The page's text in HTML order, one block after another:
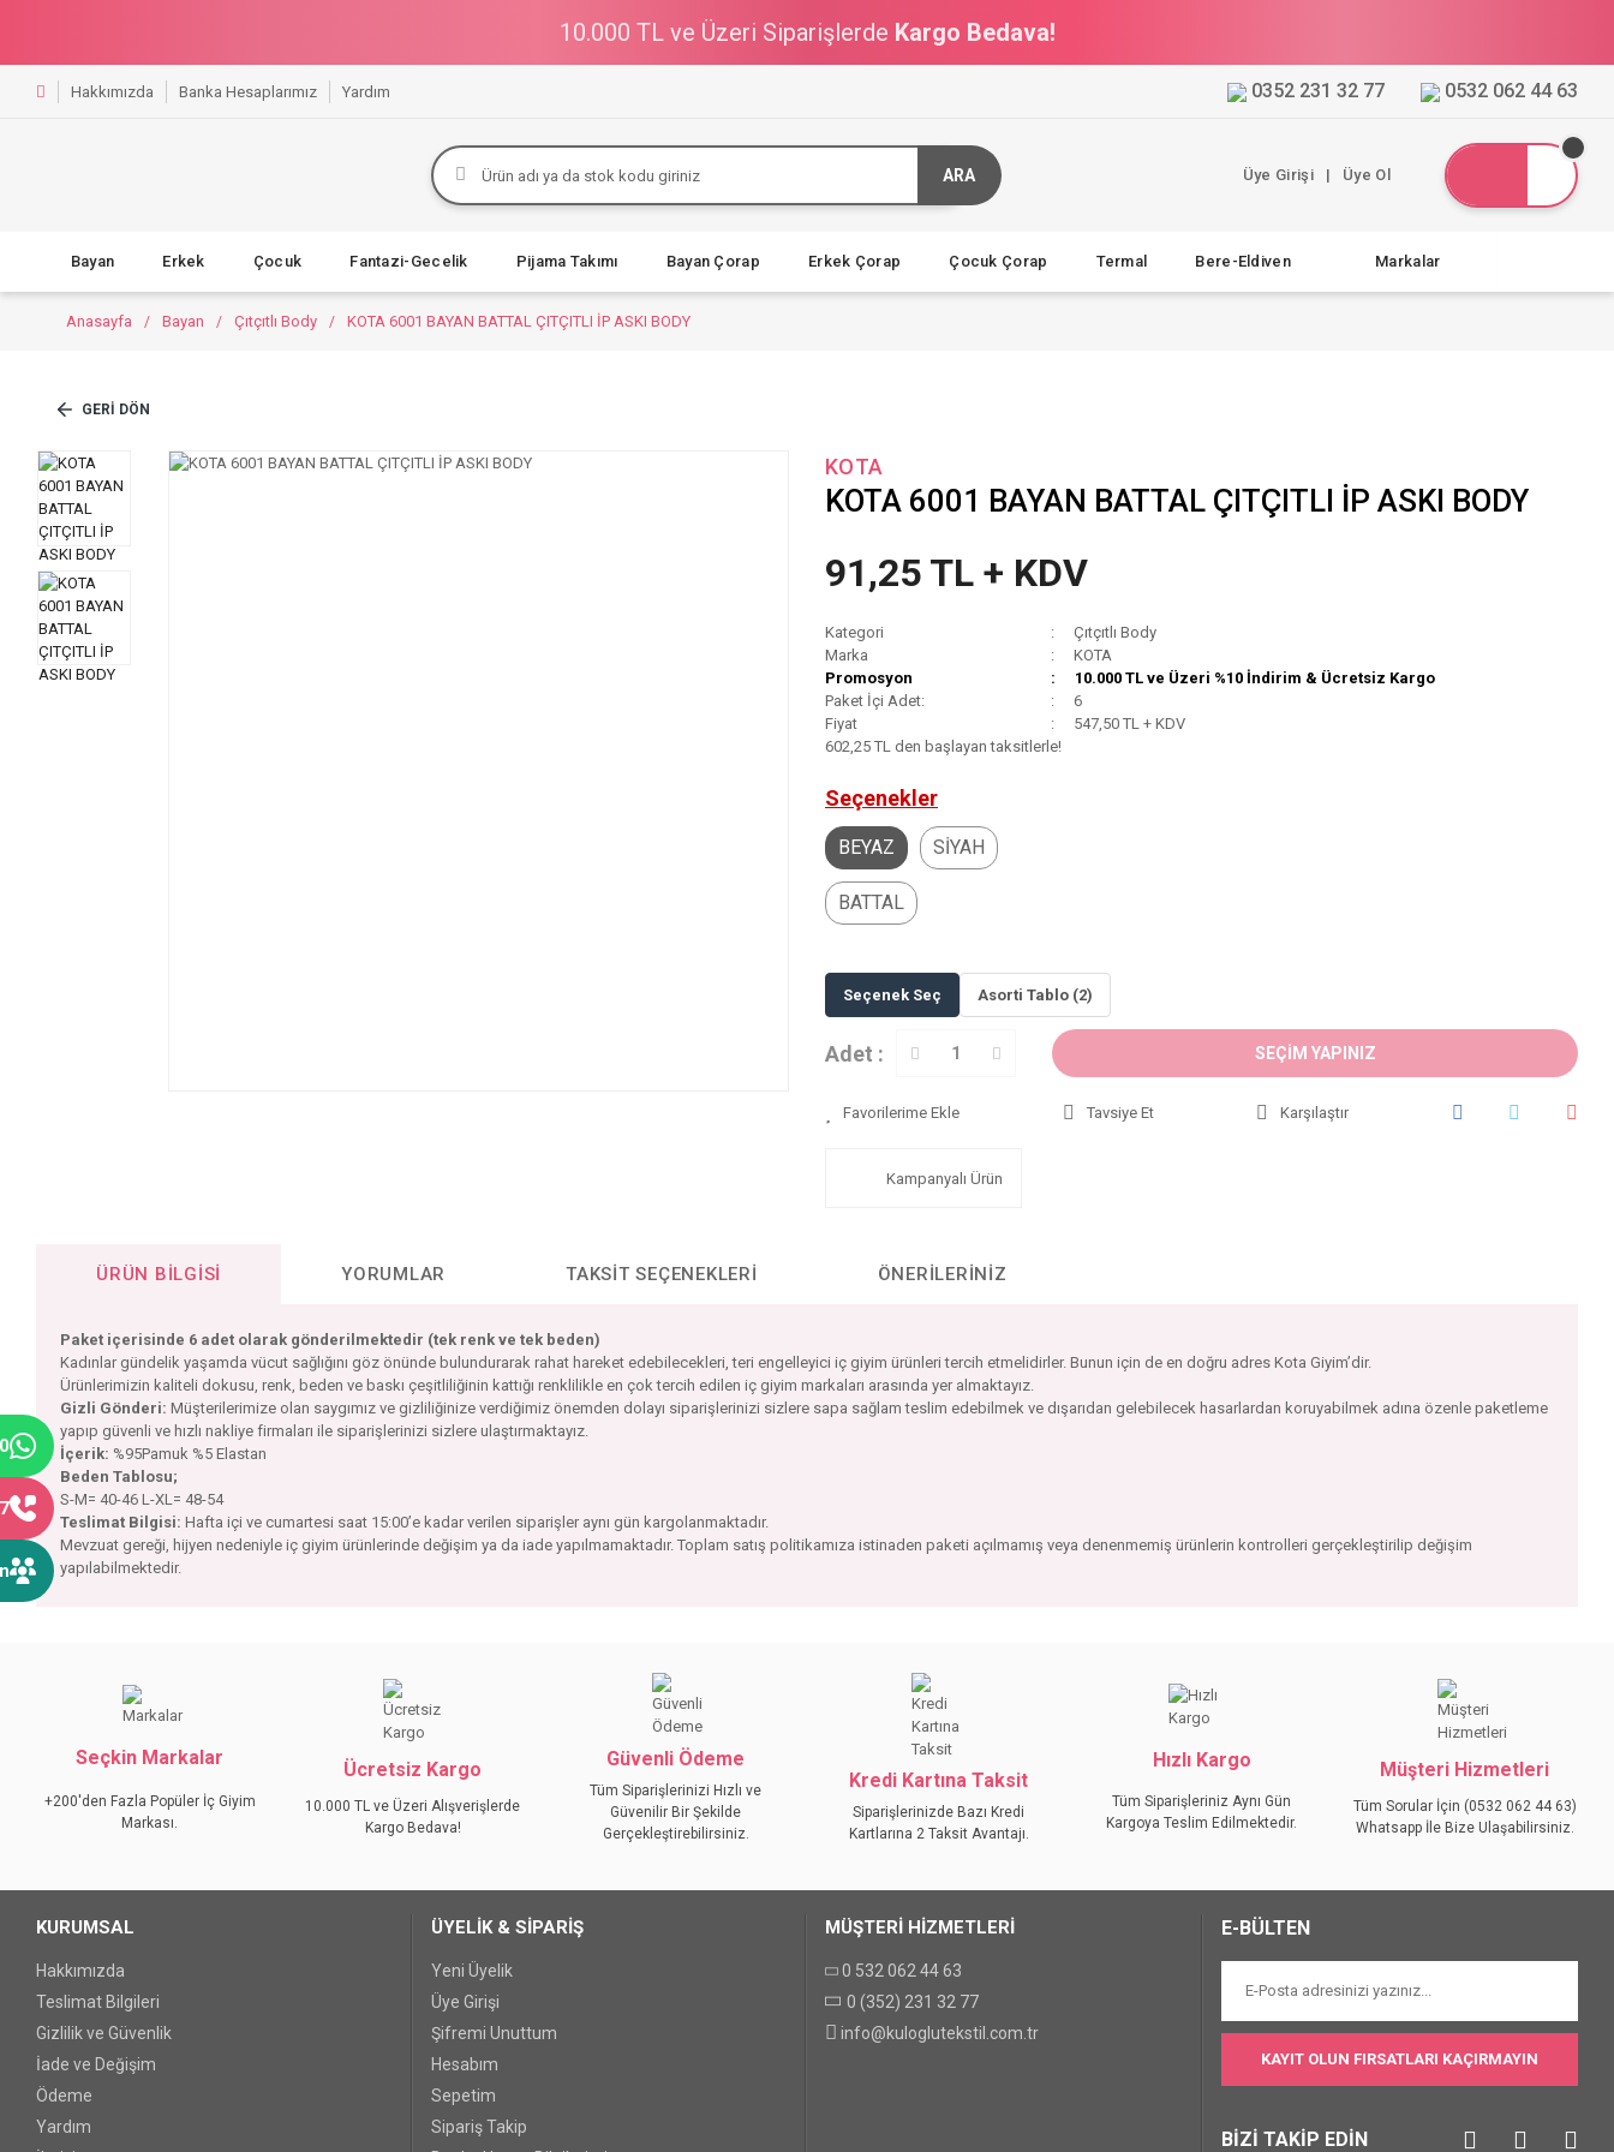
10.000 TL ve Üzeri Siparişlerde Kargo Bedava!
Hakkımızda Banka Hesaplarımız Yardım 0352 231 32 77 0532 062 44 63
ARA Üye Girişi | Üye Ol
Bayan Erkek Çocuk Fantazi-Gecelik Pijama Takımı Bayan Çorap Erkek Çorap Çocuk Çorap Termal Bere-Eldiven Markalar
Anasayfa Bayan Çıtçıtlı Body KOTA 6001 BAYAN BATTAL ÇITÇITLI İP ASKI BODY
GERI DÖN
KOTA
KOTA 6001 BAYAN BATTAL ÇITÇITLI İP ASKI BODY
91,25 TL + KDV
Kategori
Çıtçıtlı Body
Marka
KOTA
Promosyon
10.000 TL ve Üzeri %10 İndirim & Ücretsiz Kargo
Paket İçi Adet:
6
Fiyat
547,50 TL + KDV
602,25 TL den başlayan taksitlerle!
Seçenekler
BEYAZ SİYAH
BATTAL
Seçenek Seç Asorti Tablo (2)
Adet : SEÇİM YAPINIZ
Tavsiye Et Karşılaştır
Kampanyalı Ürün
ÜRÜN BILGISI YORUMLAR TAKSIT SEÇENEKLERI ÖNERILERINIZ
Paket içerisinde 6 adet olarak gönderilmektedir (tek renk ve tek beden)
Kadınlar gündelik yaşamda vücut sağlığını göz önünde bulundurarak rahat hareket edebilecekleri, teri engelleyici iç giyim ürünleri tercih etmelidirler. Bunun için de en doğru adres Kota Giyim’dir.
Ürünlerimizin kaliteli dokusu, renk, beden ve baskı çeşitliliğinin kattığı renklilikle en çok tercih edilen iç giyim markaları arasında yer almaktayız.
Gizli Gönderi: Müşterilerimize olan saygımız ve gizliliğinize verdiğimiz önemden dolayı siparişlerinizi sizlere sapa sağlam teslim edebilmek ve dışarıdan gelebilecek hasarlardan koruyabilmek adına özenle paketleme
yapıp güvenli ve hızlı nakliye firmaları ile siparişlerinizi sizlere ulaştırmaktayız.
İçerik: %95Pamuk %5 Elastan
Beden Tablosu;
S-M= 40-46 L-XL= 48-54
Teslimat Bilgisi: Hafta içi ve cumartesi saat 15:00’e kadar verilen siparişler aynı gün kargolanmaktadır.
Mevzuat gereği, hijyen nedeniyle iç giyim ürünlerinde değişim ya da iade yapılmamaktadır. Toplam satış politikamıza istinaden paketi açılmamış veya denenmemiş ürünlerin kontrolleri gerçekleştirilip değişim
yapılabilmektedir.
Ürün resmi kalitesiz, bozuk veya görüntülenemiyor.
Ürün açıklamasında eksik bilgiler bulunuyor.
Ürün bilgilerinde hatalar bulunuyor.
Ürün fiyatı diğer sitelerden daha pahalı.
GÖNDER
Seçkin Markalar
+200'den Fazla Popüler İç Giyim
Markası.
Ücretsiz Kargo
10.000 TL ve Üzeri Alışverişlerde
Kargo Bedava!
Güvenli Ödeme
Tüm Siparişlerinizi Hızlı ve
Güvenilir Bir Şekilde
Gerçekleştirebilirsiniz.
Kredi Kartına Taksit
Siparişlerinizde Bazı Kredi
Kartlarına 2 Taksit Avantajı.
Hızlı Kargo
Tüm Siparişleriniz Aynı Gün
Kargoya Teslim Edilmektedir.
Müşteri Hizmetleri
Tüm Sorular İçin (0532 062 44 63)
Whatsapp İle Bize Ulaşabilirsiniz.
KURUMSAL
Hakkımızda
Teslimat Bilgileri
Gizlilik ve Güvenlik
İade ve Değişim
Ödeme
Yardım
ÜYELİK & SİPARİŞ
Yeni Üyelik
Üye Girişi
Şifremi Unuttum
Hesabım
Sepetim
Sipariş Takip
MÜŞTERİ HİZMETLERİ
0 532 062 44 63
0 (352) 231 32 77
info@kuloglutekstil.com.tr
E-BÜLTEN
KAYIT OLUN FIRSATLARI KAÇIRMAYIN
BİZİ TAKİP EDİN